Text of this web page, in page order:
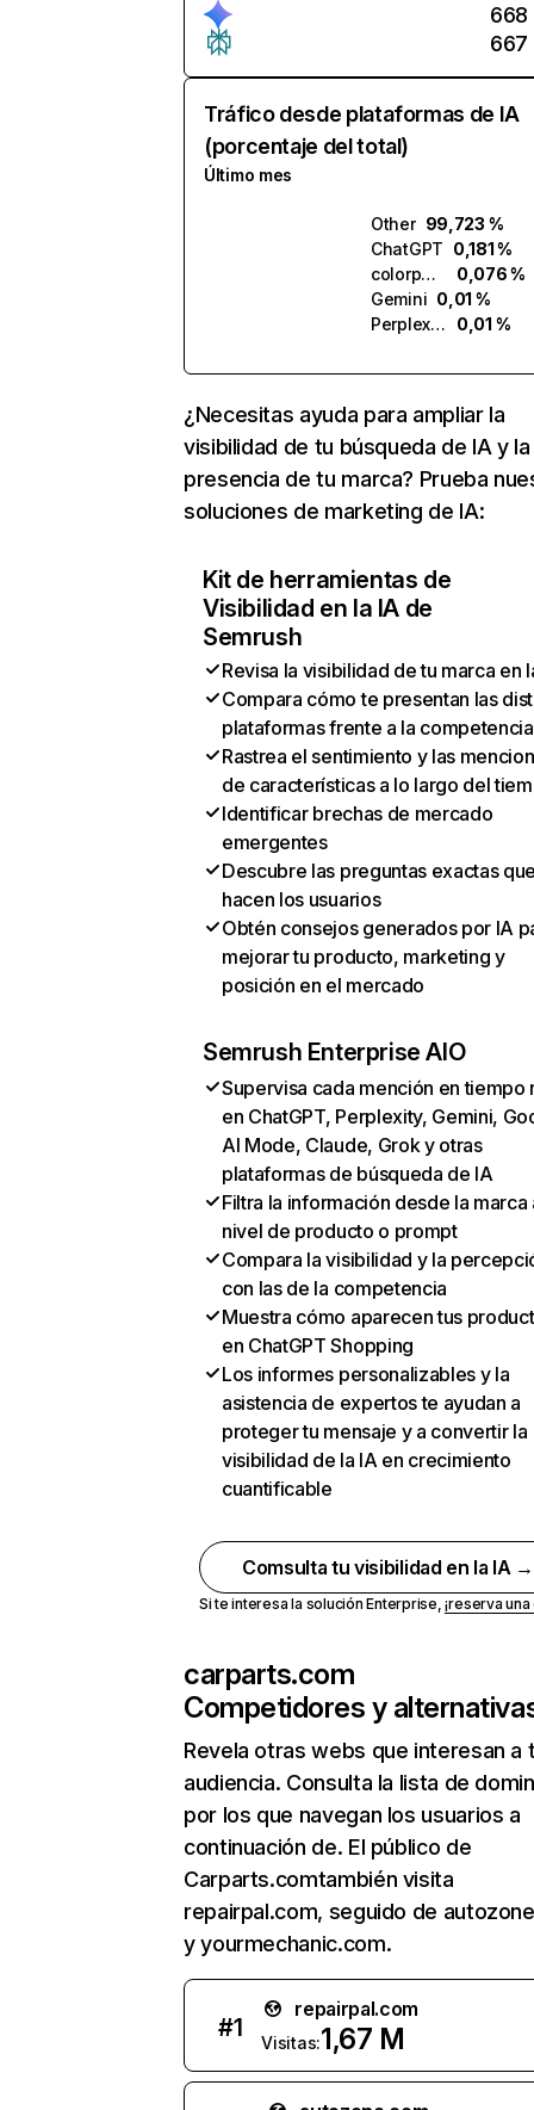
668
667
Tráfico desde plataformas de IA
(porcentaje del total)
Último mes
Other 99,723 %
ChatGPT 0,181 %
colorpop.ai
0,076 %
Gemini 0,01 %
Perplexity
0,01 %
¿Necesitas ayuda para ampliar la
visibilidad de tu búsqueda de IA y la
presencia de tu marca? Prueba
soluciones de marketing de IA:
Kit de herramientas de
Visibilidad en la IA de
Semrush
Revisa la visibilidad de tu marca en
Compara cómo te presentan las
plataformas frente a la competencia
Rastrea el sentimiento y las
de características a lo largo del
Identificar brechas de mercado
emergentes
Descubre las preguntas exactas
hacen los usuarios
Obtén consejos generados por IA
mejorar tu producto, marketing y
posición en el mercado
Semrush Enterprise AIO
Supervisa cada mención en tiempo
en ChatGPT, Perplexity, Gemini,
AI Mode, Claude, Grok y otras
plataformas de búsqueda de IA
Filtra la información desde la marca
nivel de producto o prompt
Compara la visibilidad y la
con las de la competencia
Muestra cómo aparecen tus
en ChatGPT Shopping
Los informes personalizables y la
asistencia de expertos te ayudan a
proteger tu mensaje y a convertir la
visibilidad de la IA en crecimiento
cuantificable
Comsulta tu visibilidad en la IA →
Si te interesa la solución Enterprise,¡reserva
carparts.com
Competidores y
Revela otras webs que interesan a
audiencia. Consulta la lista de
por los que navegan los usuarios a
continuación de. El público de
Carparts.comtambién visita
repairpal.com, seguido de
y yourmechanic.com.
#1
repairpal.com
Visitas:1,67 M